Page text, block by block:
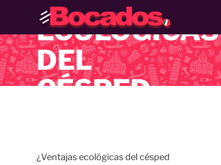
ECOLÓGICAS
DEL
CÉSPED
¿Ventajas ecológicas del césped